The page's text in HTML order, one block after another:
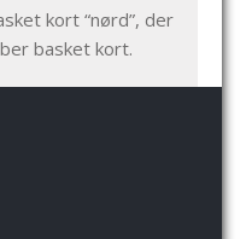
kort “nørd”, der
basket kort.